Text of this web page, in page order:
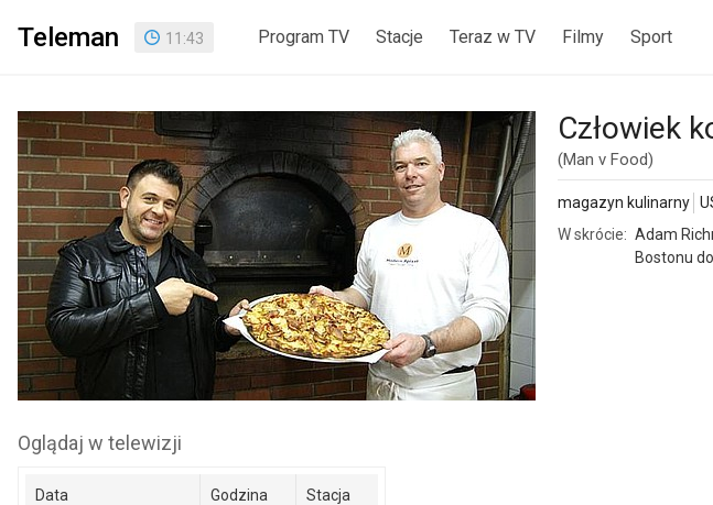
Teleman 11 :43 Program TV Stacje Teraz w TV Filmy Sport
Człowiek
(Man v Food)
magazyn kulinarny
W skrócie: Adam
Bostonu
Oglądaj w telewizji
Data Godzina Stacja